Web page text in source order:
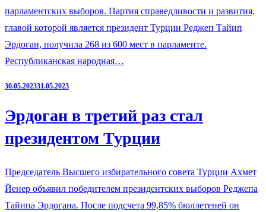
парламентских выборов. Партия справедливости и развития,
главой которой является президент Турции Реджеп Тайип
Эрдоган, получила 268 из 600 мест в парламенте.
Республиканская народная…
30.05.202331.05.2023
Эрдоган в третий раз стал
президентом Турции
Председатель Высшего избирательного совета Турции Ахмет
Йенер объявил победителем президентских выборов Реджепа
Тайипа Эрдогана. После подсчета 99,85% бюллетеней он